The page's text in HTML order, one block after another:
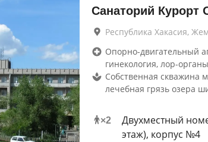
Санаторий Курорт
Республика Хакасия,
Опорно-двигательный
гинекология, лор-
Собственная скважина
лечебная грязь озера
×2
Двухместный
этаж), корпус №4